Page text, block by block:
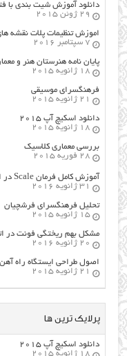
دانلود آموزش شیت بندی با
29 ژوئن 2015
اموزش تنظیمات پلات نقشه
7 سپتامبر 2016
پایان نامه هنرستان هنر و
18 ژانویه 2015
فرهنگسراي موسيقي
21 ژانویه 2015
دانلود اسکیچ آپ ۲۰۱۵
18 ژانویه 2015
بررسی معماری کلاسیک
28 فوریه 2015
آموزش کامل فرمان Scale در اتوکد
31 ژانویه 2016
تحلیل فرهنگسرای فرشچیان
15 ژانویه 2015
مشکل بهم ریختگی فونت در
20 ژانویه 2016
اصول طراحي ایستگاه راه آهن
21 ژانویه 2015
پرلایک ترین ها
دانلود اسکیچ آپ ۲۰۱۵
18 ژانویه 2015